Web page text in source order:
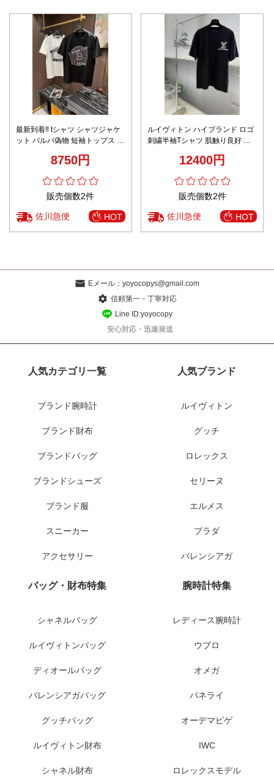
最新到着‼ tシャツ シャツジャケ
ット バルバ偽物 短袖トップス プ
8750円
販売個数2件
佐川急便 HOT
ルイヴィトン ハイブランド ロゴ
刺繍半袖Tシャツ 肌触り良好 ブ
12400円
販売個数2件
佐川急便 HOT
Eメール： yoyocopys@gmail.com
信頼第一・丁寧対応
Line ID:yoyocopy
安心対応・迅速発送
人気カテゴリ一覧
ブランド腕時計
ブランド財布
ブランドバッグ
ブランドシューズ
ブランド服
スニーカー
アクセサリー
人気ブランド
ルイヴィトン
グッチ
ロレックス
セリーヌ
エルメス
プラダ
バレンシアガ
バッグ・財布特集
シャネルバッグ
ルイヴィトンバッグ
ディオールバッグ
バレンシアガバッグ
グッチバッグ
ルイヴィトン財布
シャネル財布
腕時計特集
レディース腕時計
ウブロ
オメガ
パネライ
オーデマピゲ
IWC
ロレックスモデル